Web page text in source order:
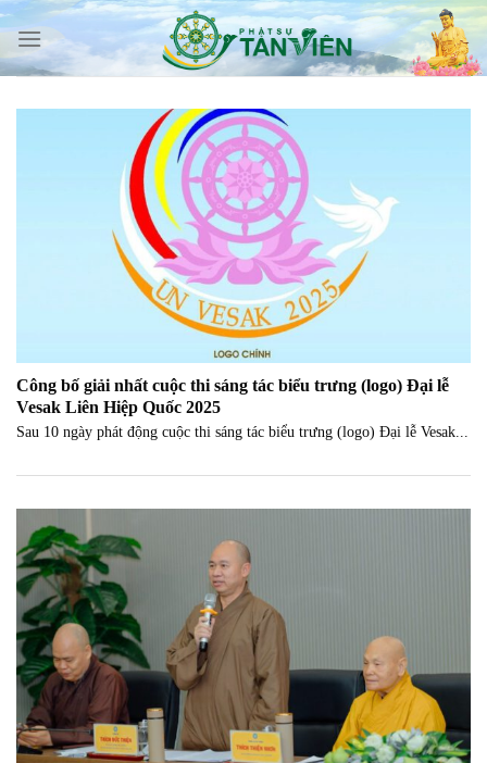
Skip
content
Công bố giải nhất cuộc thi sáng tác biểu trưng (logo) Đại lễ
Vesak Liên Hiệp Quốc 2025
Sau 10 ngày phát động cuộc thi sáng tác biểu trưng (logo) Đại lễ Vesak...